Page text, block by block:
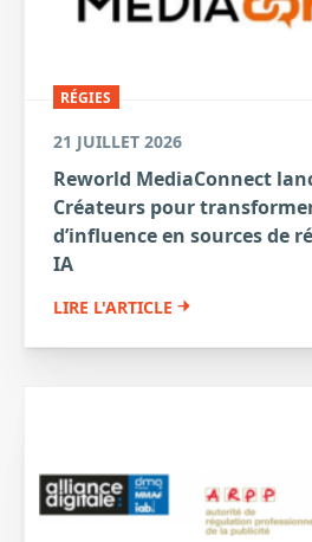
RÉGIES
21 JUILLET 2026
Reworld MediaConnect
Créateurs pour
d’influence en sources de
IA
LIRE L'ARTICLE